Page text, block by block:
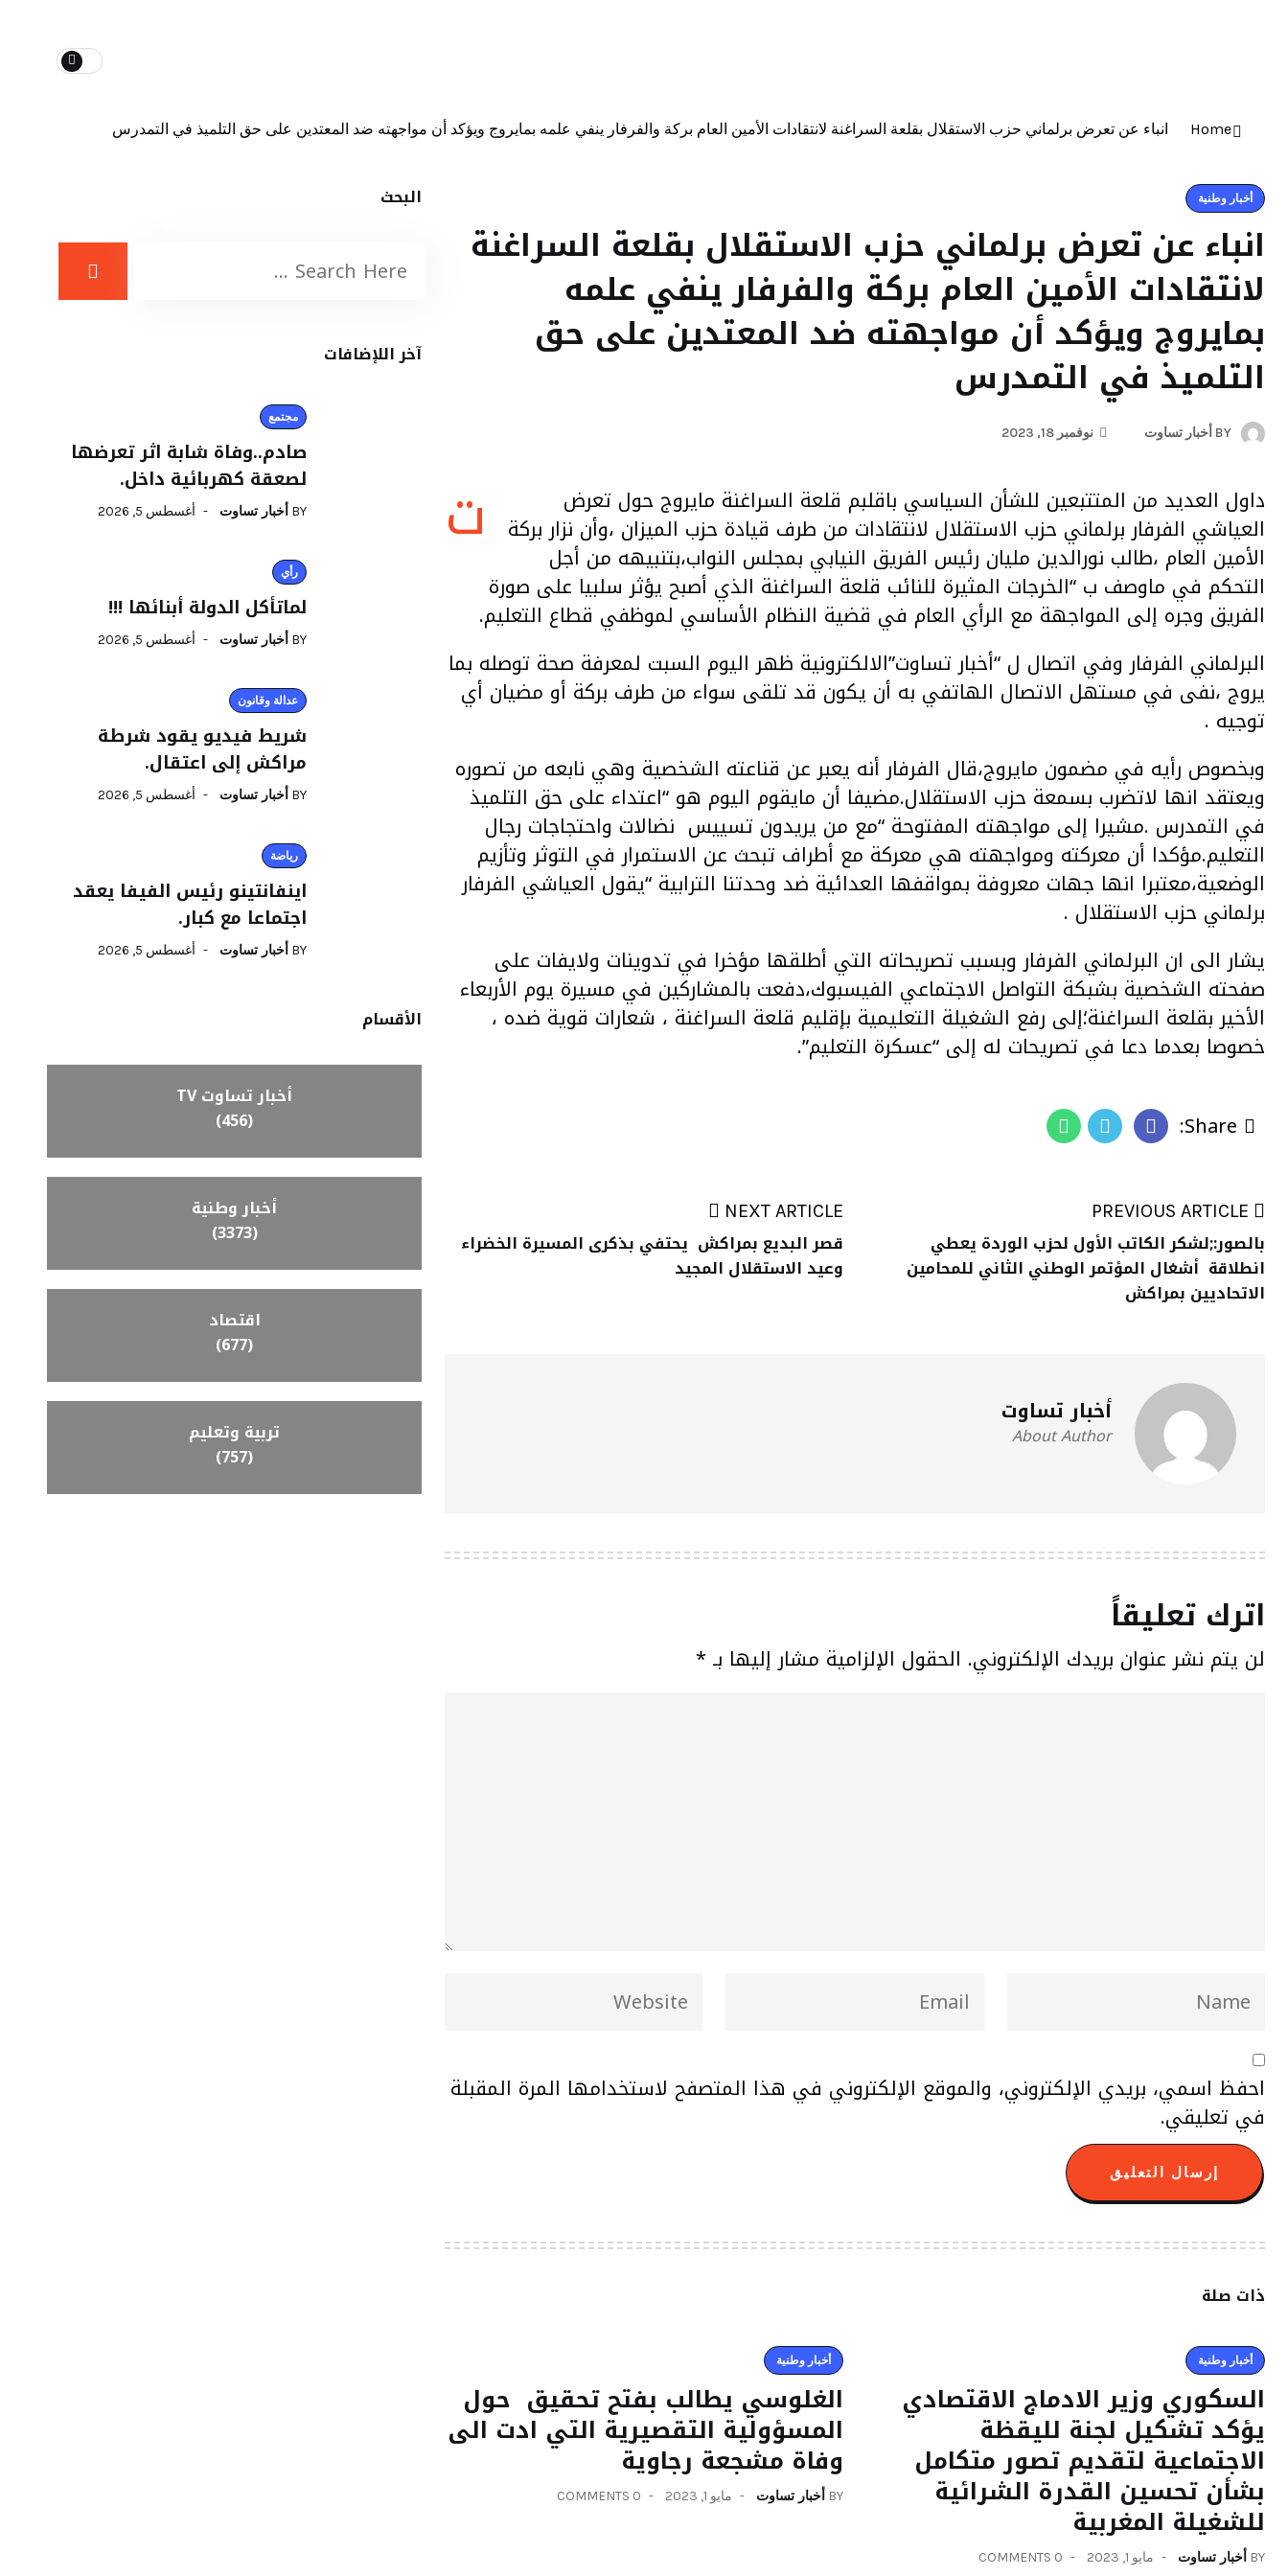
Home انباء عن تعرض برلماني حزب الاستقلال بقلعة السراغنة لانتقادات الأمين العام بركة والفرفار ينفي علمه بمايروج ويؤكد أن مواجهته ضد المعتدين على حق التلميذ في التمدرس
أخبار وطنية
انباء عن تعرض برلماني حزب الاستقلال بقلعة السراغنة
لانتقادات الأمين العام بركة والفرفار ينفي علمه
بمايروج ويؤكد أن مواجهته ضد المعتدين على حق
التلميذ في التمدرس
BY أخبار تساوت نوفمبر 18, 2023
ت داول العديد من المتتبعين للشأن السياسي باقلبم قلعة السراغنة مايروج حول تعرض
العياشي الفرفار برلماني حزب الاستقلال لانتقادات من طرف قيادة حزب الميزان ،وأن نزار بركة
الأمين العام ،طالب نورالدين مليان رئيس الفريق النيابي بمجلس النواب،بتنبيهه من أجل
التحكم في ماوصف ب “الخرجات المثيرة للنائب قلعة السراغنة الذي أصبح يؤثر سلبيا على صورة
الفريق وجره إلى المواجهة مع الرأي العام في قضية النظام الأساسي لموظفي قطاع التعليم.
البرلماني الفرفار وفي اتصال ل “أخبار تساوت”الالكترونية ظهر اليوم السبت لمعرفة صحة توصله بما
يروج ،نفى في مستهل الاتصال الهاتفي به أن يكون قد تلقى سواء من طرف بركة أو مضيان أي
توجيه .
وبخصوص رأيه في مضمون مايروج،قال الفرفار أنه يعبر عن قناعته الشخصية وهي نابعه من تصوره
ويعتقد انها لاتضرب بسمعة حزب الاستقلال.مضيفا أن مايقوم اليوم هو “اعتداء على حق التلميذ
في التمدرس .مشيرا إلى مواجهته المفتوحة “مع من يريدون تسييس نضالات واحتجاجات رجال
التعليم.مؤكدا أن معركته ومواجهته هي معركة مع أطراف تبحث عن الاستمرار في التوثر وتأزيم
الوضعية،معتبرا انها جهات معروفة بمواقفها العدائية ضد وحدتنا الترابية “يقول العياشي الفرفار
برلماني حزب الاستقلال .
يشار الى ان البرلماني الفرفار وبسبب تصريحاته التي أطلقها مؤخرا في تدوينات ولايفات على
صفحته الشخصية بشبكة التواصل الاجتماعي الفيسبوك،دفعت بالمشاركين في مسيرة يوم الأربعاء
الأخير بقلعة السراغنة؛إلى رفع الشغيلة التعليمية بإقليم قلعة السراغنة ، شعارات قوية ضده ،
خصوصا بعدما دعا في تصريحات له إلى “عسكرة التعليم”.
بالصور:;لشكر الكاتب الأول لحزب الوردة يعطي
انطلاقة أشغال المؤتمر الوطني الثاني للمحامين
الاتحاديين بمراكش
NEXT ARTICLE
قصر البديع بمراكش يحتفي بذكرى المسيرة الخضراء
وعيد الاستقلال المجيد
أخبار تساوت
About Author
اترك تعليقاً
لن يتم نشر عنوان بريدك الإلكتروني. الحقول الإلزامية مشار إليها بـ *
احفظ اسمي، بريدي الإلكتروني، والموقع الإلكتروني في هذا المتصفح لاستخدامها المرة المقبلة
في تعليقي.
ذات صلة
أخبار وطنية
السكوري وزير الادماج الاقتصادي
يؤكد تشكيل لجنة لليقظة
الاجتماعية لتقديم تصور متكامل
بشأن تحسين القدرة الشرائية
للشغيلة المغربية
BY أخبار تساوت مايو 1, 2023 0 COMMENTS
أخبار وطنية
الغلوسي يطالب بفتح تحقيق حول
المسؤولية التقصيرية التي ادت الى
وفاة مشجعة رجاوية
BY أخبار تساوت مايو 1, 2023 0 COMMENTS
البحث
آخر اللإضافات
مجتمع
صادم..وفاة شابة اثر تعرضها
لصعقة كهربائية داخل.
BY أخبار تساوت أغسطس 5, 2026
رأي
لماتأكل الدولة أبنائها !!!
BY أخبار تساوت أغسطس 5, 2026
عدالة وقانون
شريط فيديو يقود شرطة
مراكش إلى اعتقال.
BY أخبار تساوت أغسطس 5, 2026
رياضة
اينفانتينو رئيس الفيفا يعقد
اجتماعا مع كبار.
BY أخبار تساوت أغسطس 5, 2026
الأقسام
أخبار تساوت TV
(456)
أخبار وطنية
(3373)
اقتصاد
(677)
تربية وتعليم
(757)